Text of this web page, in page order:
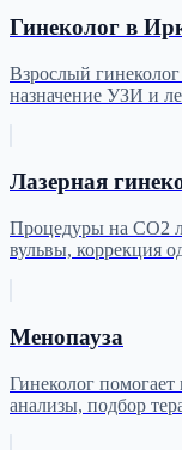
Гинеколог в
Взрослый
назначение УЗИ и
Лазерная
Процедуры на CO2
вульвы, коррекция
Менопауза
Гинеколог
анализы, подбор